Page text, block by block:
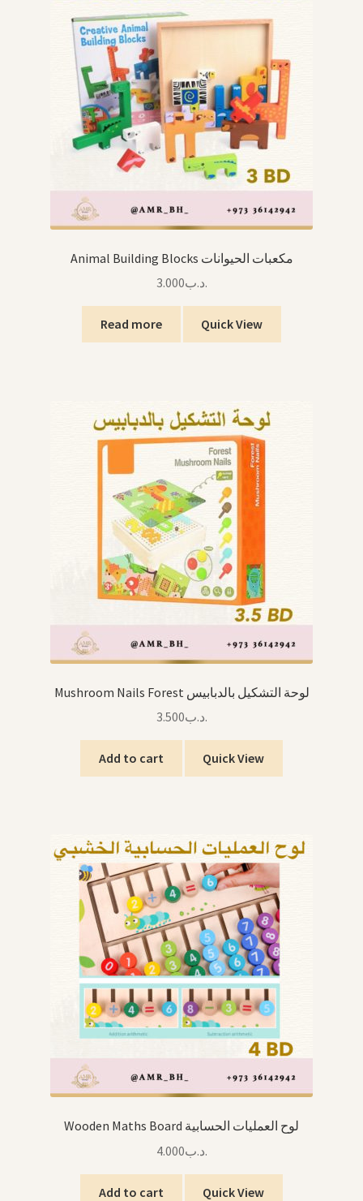
Animal Building Blocks مكعبات الحيوانات
.د.ب3.000
Read more Quick View
Mushroom Nails Forest لوحة التشكيل بالدبابيس
.د.ب3.500
Add to cart Quick View
Wooden Maths Board لوح العمليات الحسابية
.د.ب4.000
Add to cart Quick View